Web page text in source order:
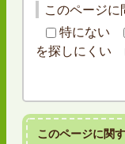
このページに
特にない
を探しにくい
このページに関